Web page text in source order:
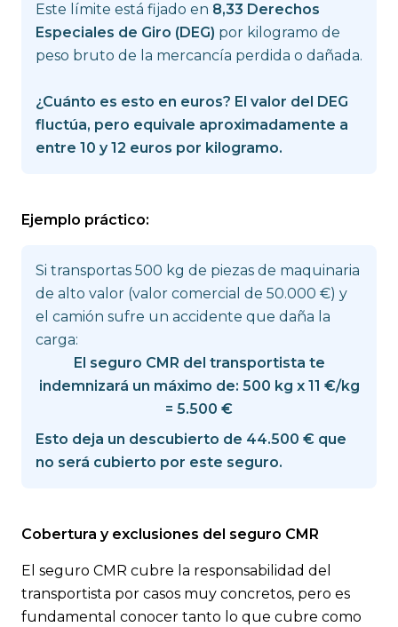
Este límite está fijado en 8,33 Derechos
Especiales de Giro (DEG) por kilogramo de
peso bruto de la mercancía perdida o dañada.
¿Cuánto es esto en euros? El valor del DEG
fluctúa, pero equivale aproximadamente a
entre 10 y 12 euros por kilogramo.
Ejemplo práctico:
Si transportas 500 kg de piezas de maquinaria
de alto valor (valor comercial de 50.000 €) y
el camión sufre un accidente que daña la
carga:
El seguro CMR del transportista te
indemnizará un máximo de: 500 kg x 11 €/kg
= 5.500 €
Esto deja un descubierto de 44.500 € que
no será cubierto por este seguro.
Cobertura y exclusiones del seguro CMR
El seguro CMR cubre la responsabilidad del
transportista por casos muy concretos, pero es
fundamental conocer tanto lo que cubre como